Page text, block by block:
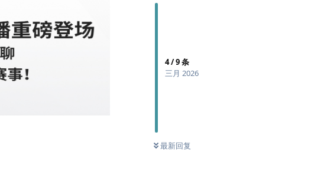
4/9条
三月 2026
最新回复